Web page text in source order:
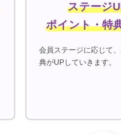
ステージ
ポイント・特
会員ステージに応じて
典がUPしていきます。